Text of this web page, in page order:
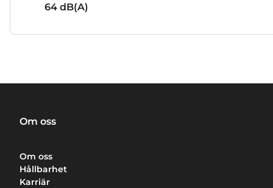
64 dB(A)
Om oss
Om oss
Hållbarhet
Karriär